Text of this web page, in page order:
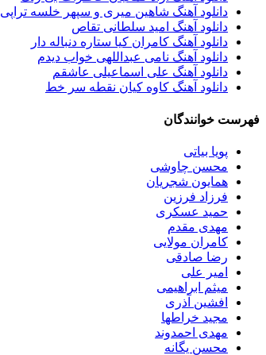
دانلود آهنگ شاهین میری و سپهر خلسه تراپی
دانلود آهنگ امید سلطانی تقاص
دانلود آهنگ کامران کیا ستاره دنباله دار
دانلود آهنگ نامی عبداللهی خواب دیدم
دانلود آهنگ علی اسماعیلی عاشقم
دانلود آهنگ کاوه کیان نقطه سر خط
فهرست خوانندگان
پویا بیاتی
محسن چاوشی
همایون شجریان
فرزاد فرزین
حمید عسکری
مهدی مقدم
کامران مولایی
رضا صادقی
امیر علی
میثم ابراهیمی
افشین آذری
مجید خراطها
مهدی احمدوند
محسن یگانه